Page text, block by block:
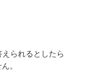
えられるとしたら
。